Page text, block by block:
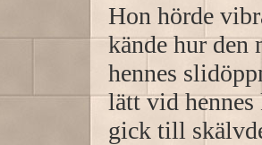
Hon hörde
kände hur den
hennes
lätt vid
gick till